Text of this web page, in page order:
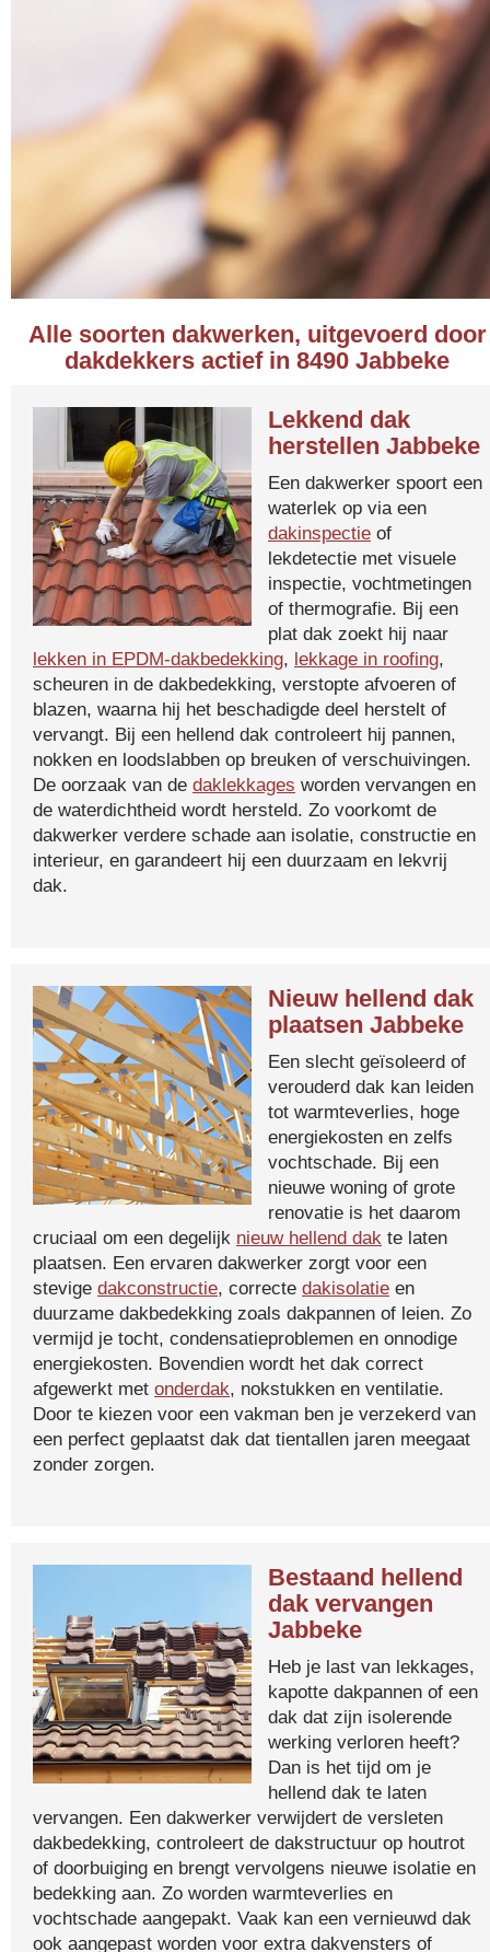
Alle soorten dakwerken, uitgevoerd door
dakdekkers actief in 8490 Jabbeke
Lekkend dak
herstellen Jabbeke
Een dakwerker spoort een
waterlek op via een
dakinspectie of
lekdetectie met visuele
inspectie, vochtmetingen
of thermografie. Bij een
plat dak zoekt hij naar
lekken in EPDM-dakbedekking, lekkage in roofing,
scheuren in de dakbedekking, verstopte afvoeren of
blazen, waarna hij het beschadigde deel herstelt of
vervangt. Bij een hellend dak controleert hij pannen,
nokken en loodslabben op breuken of verschuivingen.
De oorzaak van de daklekkages worden vervangen en
de waterdichtheid wordt hersteld. Zo voorkomt de
dakwerker verdere schade aan isolatie, constructie en
interieur, en garandeert hij een duurzaam en lekvrij
dak.
Nieuw hellend dak
plaatsen Jabbeke
Een slecht geïsoleerd of
verouderd dak kan leiden
tot warmteverlies, hoge
energiekosten en zelfs
vochtschade. Bij een
nieuwe woning of grote
renovatie is het daarom
cruciaal om een degelijk nieuw hellend dak te laten
plaatsen. Een ervaren dakwerker zorgt voor een
stevige dakconstructie, correcte dakisolatie en
duurzame dakbedekking zoals dakpannen of leien. Zo
vermijd je tocht, condensatieproblemen en onnodige
energiekosten. Bovendien wordt het dak correct
afgewerkt met onderdak, nokstukken en ventilatie.
Door te kiezen voor een vakman ben je verzekerd van
een perfect geplaatst dak dat tientallen jaren meegaat
zonder zorgen.
Bestaand hellend
dak vervangen
Jabbeke
Heb je last van lekkages,
kapotte dakpannen of een
dak dat zijn isolerende
werking verloren heeft?
Dan is het tijd om je
hellend dak te laten
vervangen. Een dakwerker verwijdert de versleten
dakbedekking, controleert de dakstructuur op houtrot
of doorbuiging en brengt vervolgens nieuwe isolatie en
bedekking aan. Zo worden warmteverlies en
vochtschade aangepakt. Vaak kan een vernieuwd dak
ook aangepast worden voor extra dakvensters of